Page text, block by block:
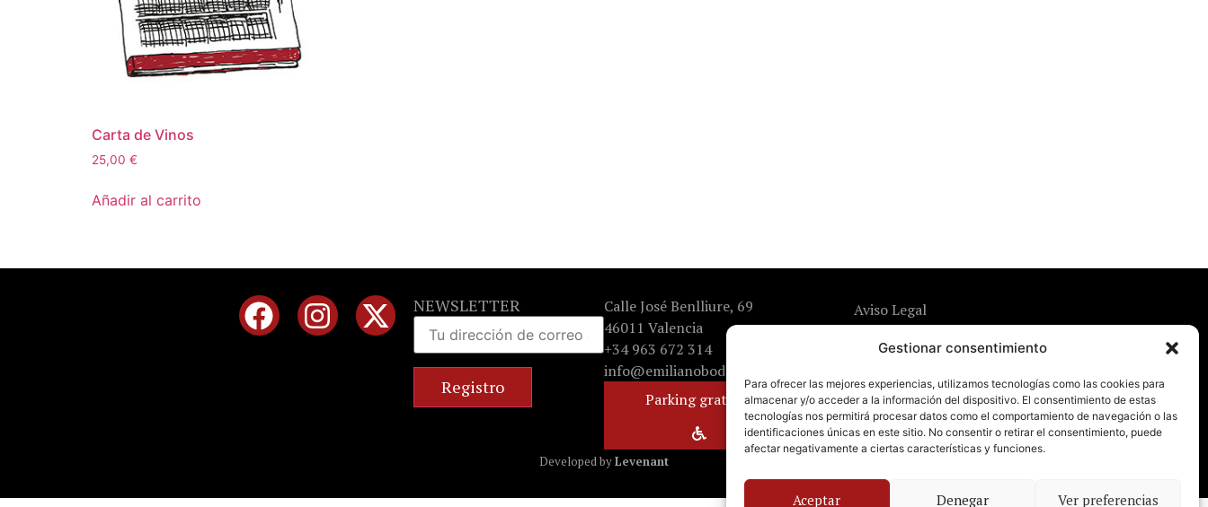
Gestionar consentimiento
Para ofrecer las mejores experiencias, utilizamos tecnologías como las cookies para
almacenar y/o acceder a la información del dispositivo. El consentimiento de estas
tecnologías nos permitirá procesar datos como el comportamiento de navegación o las
identificaciones únicas en este sitio. No consentir o retirar el consentimiento, puede
afectar negativamente a ciertas características y funciones.
Aceptar Denegar Ver preferencias
Carta de Vinos
25,00 €
Añadir al carrito
NEWSLETTER
Calle José Benlliure, 69
46011 Valencia
+34 963 672 314
info@emilianobodega.com
Parking gratuito
Aviso Legal
Política de Privacidad
Developed byLevenant